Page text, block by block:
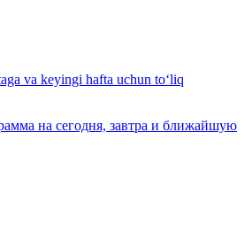
va keyingi hafta uchun to‘liq
на сегодня, завтра и ближайшую